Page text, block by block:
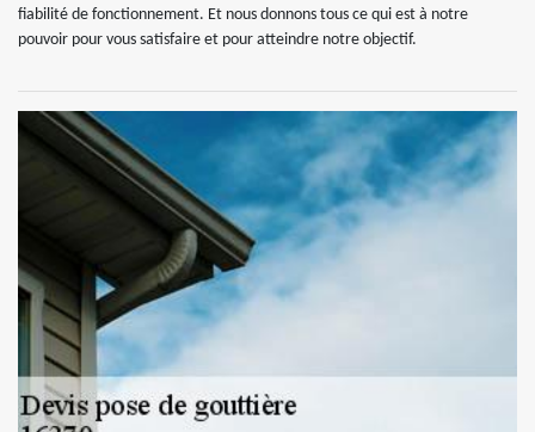
fiabilité de fonctionnement. Et nous donnons tous ce qui est à notre
pouvoir pour vous satisfaire et pour atteindre notre objectif.